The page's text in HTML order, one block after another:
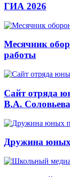
ГИА 2026
Месячник
работы
Сайт отряда
В.А. Соловьева
Дружина